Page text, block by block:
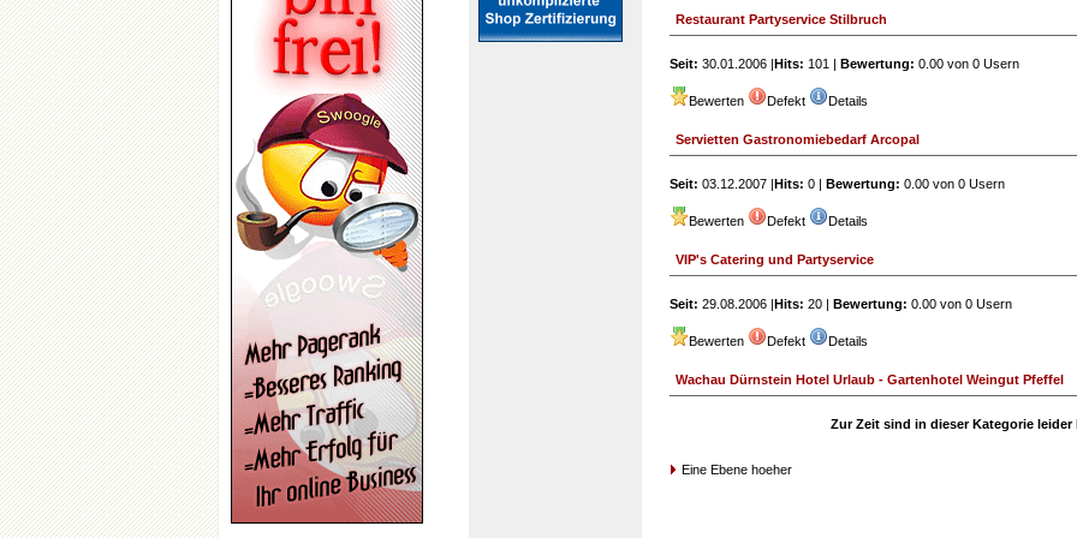
Restaurant Partyservice Stilbruch
Seit: 30.01.2006 |Hits: 101 | Bewertung: 0.00 von 0 Usern
Bewerten Defekt Details
Servietten Gastronomiebedarf Arcopal
Seit: 03.12.2007 |Hits: 0 | Bewertung: 0.00 von 0 Usern
Bewerten Defekt Details
VIP's Catering und Partyservice
Seit: 29.08.2006 |Hits: 20 | Bewertung: 0.00 von 0 Usern
Bewerten Defekt Details
Wachau Dürnstein Hotel Urlaub - Gartenhotel Weingut Pfeffel
Zur Zeit sind in dieser Kategorie
Eine Ebene hoeher